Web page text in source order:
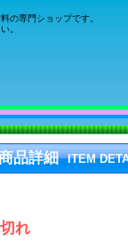
の専門ショップです。
。
品詳細 ITEM
れ